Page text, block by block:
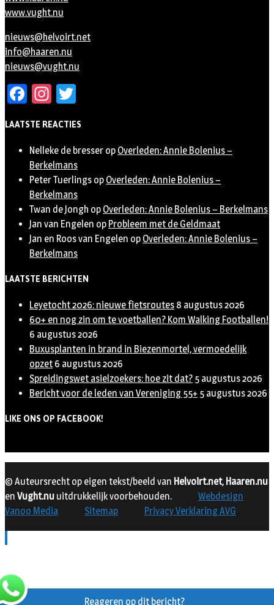
www.vught.nu
nieuws@helvoirt.net
info@haaren.nu
nieuws@vught.nu
Facebook
Instagram
LAATSTE REACTIES
Nelleke de bresser op Overleden: Annie Bolenius –
Berkelmans
Peter Tuerlings op Overleden: Annie Bolenius –
Berkelmans
Twan de Jongh op Overleden: Annie Bolenius – Berkelmans
Jan van Engelen op Probleem met de Geldmaat
Jan en Roos van Engelen op Overleden: Annie Bolenius –
Berkelmans
LAATSTE BERICHTEN
Leyetocht 2026: nieuwe fietsroutes 8 augustus 2026
60+ en nog zin om te voetballen? Kom Walking Footballen!
6 augustus 2026
Buxusplanten in brand in Biezenmortel, vermoedelijk
opzet 6 augustus 2026
Spreidingswet asielzoekers: hoe zit dat? 5 augustus 2026
Bericht voor de leden van Vereniging 55+ 5 augustus 2026
LIKE ONS OP FACEBOOK!
Reageren op dit bericht?
© Auteursrecht op eigen tekst/beeld van Helvoirt.net, Haaren.nu
en Vught.nu uitdrukkelijk voorbehouden.
Webdesign
Vanoo Media
Sitemap Privacy Verklaring AVG